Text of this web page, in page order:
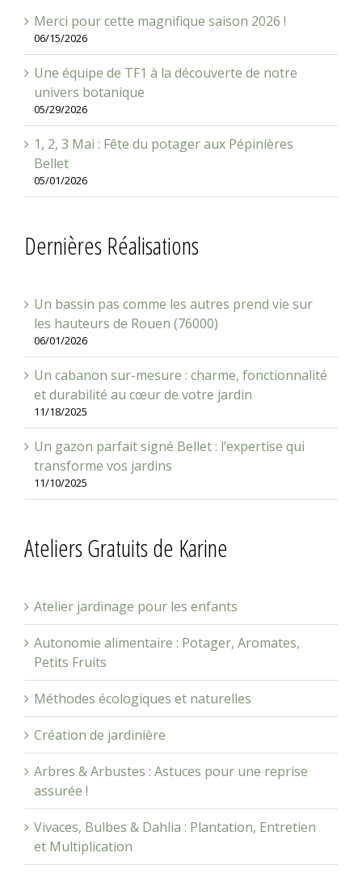
Merci pour cette magnifique saison 2026 !
06/15/2026
Une équipe de TF1 à la découverte de notre
univers botanique
05/29/2026
1, 2, 3 Mai : Fête du potager aux Pépinières
Bellet
05/01/2026
Dernières Réalisations
Un bassin pas comme les autres prend vie sur
les hauteurs de Rouen (76000)
06/01/2026
Un cabanon sur-mesure : charme, fonctionnalité
et durabilité au cœur de votre jardin
11/18/2025
Un gazon parfait signé Bellet : l’expertise qui
transforme vos jardins
11/10/2025
Ateliers Gratuits de Karine
Atelier jardinage pour les enfants
Autonomie alimentaire : Potager, Aromates,
Petits Fruits
Méthodes écologiques et naturelles
Création de jardinière
Arbres & Arbustes : Astuces pour une reprise
assurée !
Vivaces, Bulbes & Dahlia : Plantation, Entretien
et Multiplication